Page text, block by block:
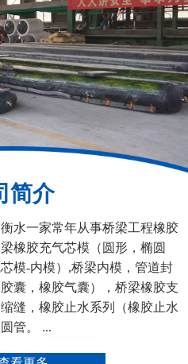
八角桥梁板内模
简介
水一家常年从事桥梁工程橡胶
橡胶充气芯模（圆形，椭圆
模-内模）,桥梁内模，管道封
囊，橡胶气囊），桥梁橡胶支
缝，橡胶止水系列（橡胶止水
管。 ...